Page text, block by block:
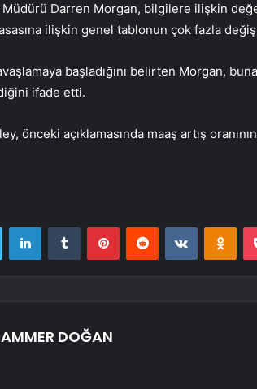
Darren Morgan, bilgilere ilişkin
ilişkin genel tablonun çok fazla
başladığını belirten Morgan,
ifade etti.
önceki açıklamasında maaş artış
Twitter LinkedInTumblr PinterestReddit VKontakte
DOĞAN